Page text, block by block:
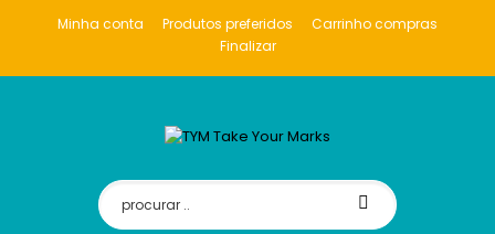
Minha conta Produtos preferidos
Carrinho compras
Finalizar